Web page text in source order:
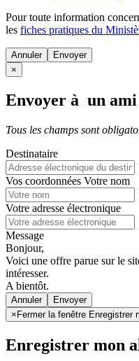
Pour toute information
les fiches pratiques du
Annuler
×
Envoyer à un ami
Tous les champs sont
Destinataire
Vos coordonnées Votre nom
Votre adresse électronique
Message
Bonjour,
Voici une offre parue sur le
intéresser.
A bientôt.
Annuler
× Fermer la fenêtre Enregistrer
Enregistrer mon